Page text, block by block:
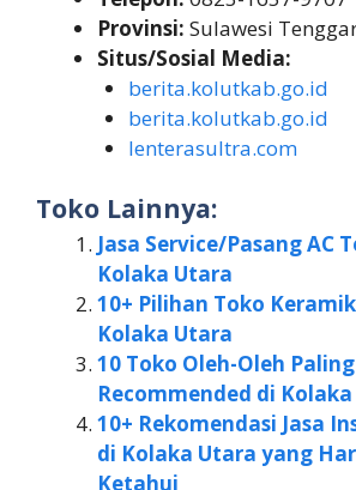
Provinsi: Sulawesi
Situs/Sosial Media:
berita.kolutkab.go.id
berita.kolutkab.go.id
lenterasultra.com
Toko Lainnya:
Jasa Service/Pasang AC
Kolaka Utara
10+ Pilihan Toko
Kolaka Utara
10 Toko Oleh-Oleh Paling
Recommended di
10+ Rekomendasi Jasa
di Kolaka Utara yang
Ketahui